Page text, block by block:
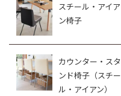
スチール・アイア
ン椅子
カウンター・スタ
ンド椅子（スチー
ル・アイアン）